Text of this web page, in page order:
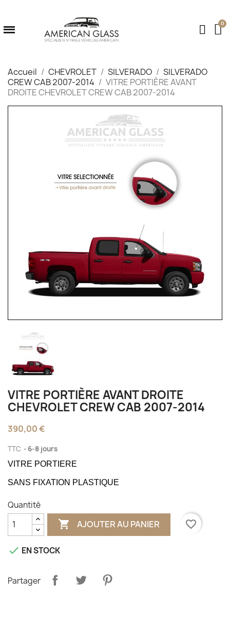
Accueil CHEVROLET SILVERADO
SILVERADO
CREW CAB 2007-2014
VITRE PORTIÈRE AVANT
DROITE CHEVROLET CREW CAB 2007-2014
VITRE PORTIÈRE AVANT DROITE
CHEVROLET CREW CAB 2007-2014
390,00 €
TTC 6-8 jours
VITRE PORTIERE
SANS FIXATION PLASTIQUE
Quantité
 AJOUTER AU PANIER favorite_border
 EN STOCK
Partager